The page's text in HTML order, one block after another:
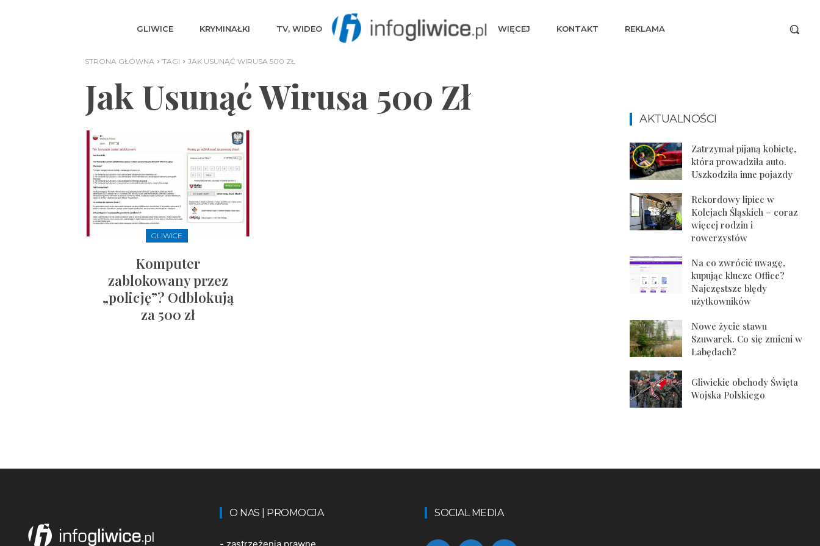
GLIWICE KRYMINAŁKI TV, WIDEO WIĘCEJ KONTAKT REKLAMA
STRONA GŁÓWNA TAGI JAK USUNĄĆ WIRUSA 500 ZŁ
Jak Usunąć Wirusa 500 Zł
GLIWICE
Komputer
zablokowany przez
„policję”? Odblokują
za 500 zł
AKTUALNOŚCI
Zatrzymał pijaną kobietę,
która prowadziła auto.
Uszkodziła inne pojazdy
Rekordowy lipiec w
Kolejach Śląskich – coraz
więcej rodzin i
rowerzystów
Na co zwrócić uwagę,
kupując klucze Office?
Najczęstsze błędy
użytkowników
Nowe życie stawu
Szuwarek. Co się zmieni w
Łabędach?
Gliwickie obchody Święta
Wojska Polskiego
O NAS | PROMOCJA
- zastrzeżenia prawne
SOCIAL MEDIA